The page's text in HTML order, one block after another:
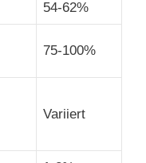
54-62%
75-100%
Variiert